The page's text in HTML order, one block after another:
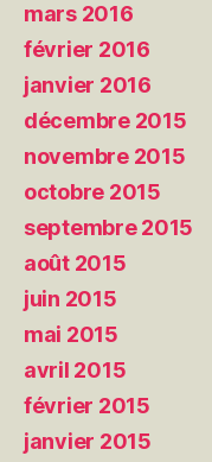
mars 2016
février 2016
janvier 2016
décembre 2015
novembre 2015
octobre 2015
septembre 2015
août 2015
juin 2015
mai 2015
avril 2015
février 2015
janvier 2015